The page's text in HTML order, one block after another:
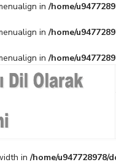
in/home/
in/home/
in/home/
in/home/